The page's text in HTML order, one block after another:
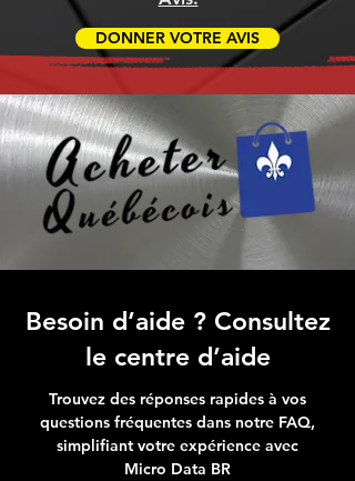
DONNER VOTRE AVIS
Besoin d’aide ? Consultez
le centre d’aide
Trouvez des réponses rapides à vos
questions fréquentes dans notre FAQ,
simplifiant votre expérience avec
Micro Data BR